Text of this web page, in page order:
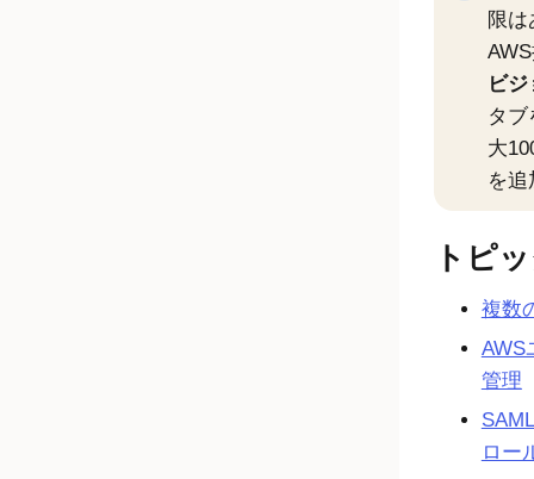
限
ビ
タ
大
を
トピ
複数
AWS
管理
ロー